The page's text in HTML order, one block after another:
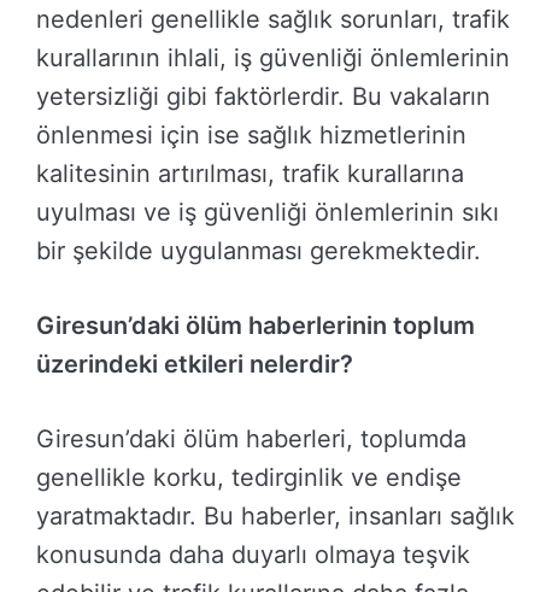
nedenleri genellikle sağlık sorunları, trafik
kurallarının ihlali, iş güvenliği önlemlerinin
yetersizliği gibi faktörlerdir. Bu vakaların
önlenmesi için ise sağlık hizmetlerinin
kalitesinin artırılması, trafik kurallarına
uyulması ve iş güvenliği önlemlerinin sıkı
bir şekilde uygulanması gerekmektedir.
Giresun’daki ölüm haberlerinin toplum
üzerindeki etkileri nelerdir?
Giresun’daki ölüm haberleri, toplumda
genellikle korku, tedirginlik ve endişe
yaratmaktadır. Bu haberler, insanları sağlık
konusunda daha duyarlı olmaya teşvik